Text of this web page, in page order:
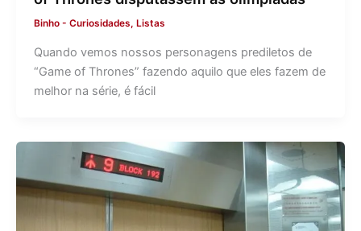
Binho - Curiosidades, Listas
Quando vemos nossos personagens prediletos de
“Game of Thrones” fazendo aquilo que eles fazem de
melhor na série, é fácil